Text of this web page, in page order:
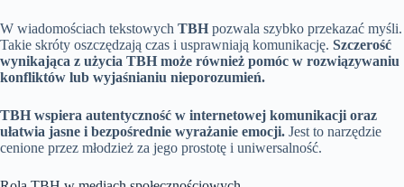
W wiadomościach tekstowych TBH pozwala szybko przekazać myśli.
Takie skróty oszczędzają czas i usprawniają komunikację. Szczerość
wynikająca z użycia TBH może również pomóc w rozwiązywaniu
konfliktów lub wyjaśnianiu nieporozumień.
TBH wspiera autentyczność w internetowej komunikacji oraz
ułatwia jasne i bezpośrednie wyrażanie emocji. Jest to narzędzie
cenione przez młodzież za jego prostotę i uniwersalność.